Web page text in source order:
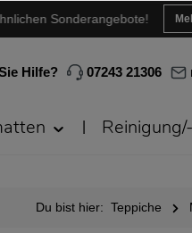
Sonderangebote!
Hilfe? 07243 21306
Du bist hier: Teppiche